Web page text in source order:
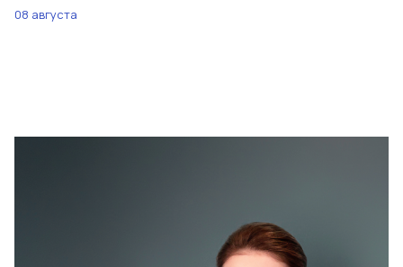
08 августа